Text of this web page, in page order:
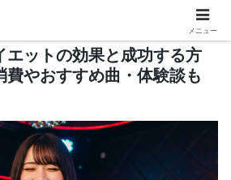
エットの効果と成功する方
費やおすすめ曲・体験談も
メニュー